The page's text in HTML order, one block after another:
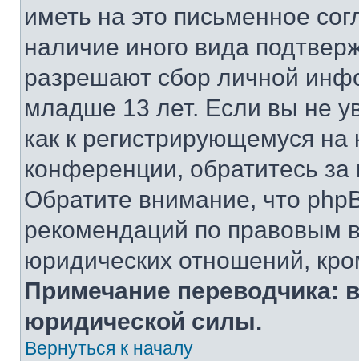
иметь на это письменное
наличие иного вида
разрешают сбор личной
младше 13 лет. Если вы не
как к регистрирующемуся
конференции, обратитесь
Обратите внимание, что
рекомендаций по правовым
юридических отношений,
Примечание переводчика:
юридической силы.
Вернуться к началу